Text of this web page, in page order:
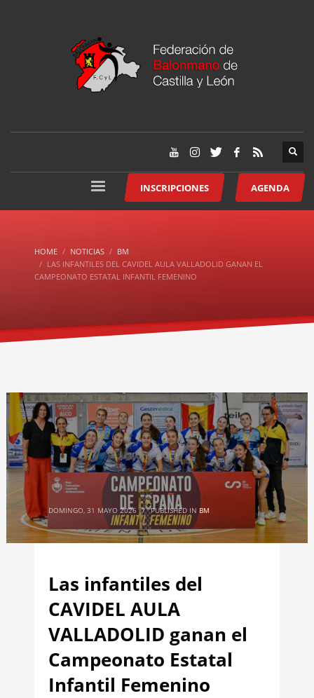
INSCRIPCIONES AGENDA
HOME NOTICIAS
BM
LAS INFANTILES DEL CAVIDEL AULA VALLADOLID GANAN EL
CAMPEONATO ESTATAL INFANTIL FEMENINO
DOMINGO, 31 MAYO 2026 / PUBLISHED IN BM
Las infantiles del
CAVIDEL AULA
VALLADOLID ganan el
Campeonato Estatal
Infantil Femenino